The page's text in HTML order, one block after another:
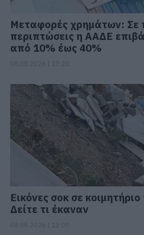
Μεταφορές χρημάτων: Σε
περιπτώσεις η ΑΑΔΕ
από 10% έως 40%
Εικόνες σοκ σε
Δείτε τι έκαναν